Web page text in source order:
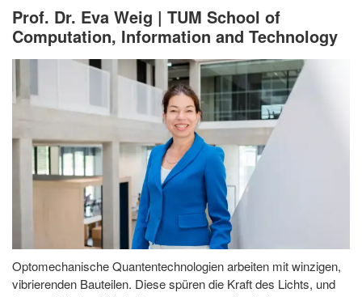
Prof. Dr. Eva Weig | TUM School of
Computation, Information and Technology
Optomechanische Quantentechnologien arbeiten mit winzigen,
vibrierenden Bauteilen. Diese spüren die Kraft des Lichts, und